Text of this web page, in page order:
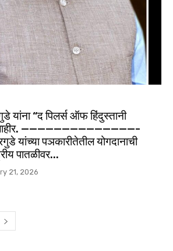
यांना “द पिलर्स ऑफ हिंदुस्तानी
जाहीर. ——————————————-
यांच्या पञकारीतेतील योगदानाची
पातळीवर...
21, 2026